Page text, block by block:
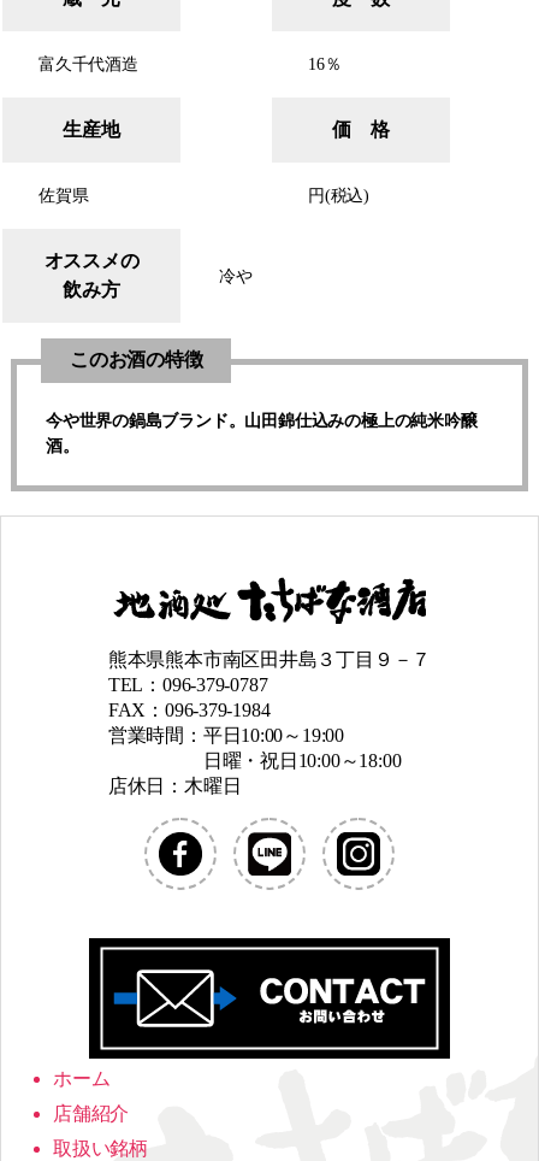
富久千代酒造
生産地
佐賀県
16％
価 格
円(税込)
オススメの
飲み方
冷や
このお酒の特徴
今や世界の鍋島ブランド。山田錦仕込みの極上の純米吟醸
酒。
熊本県熊本市南区田井島３丁目９－７
TEL：096-379-0787
FAX：096-379-1984
営業時間：平日10:00～19:00
日曜・祝日10:00～18:00
店休日：木曜日
ホーム
店舗紹介
取扱い銘柄